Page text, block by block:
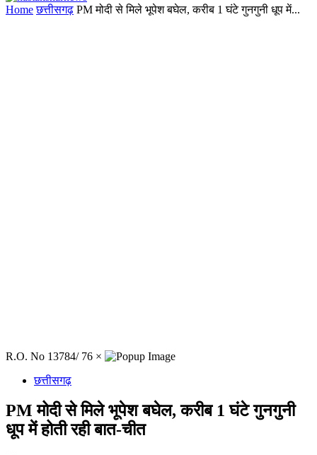
Home छत्तीसगढ़ PM मोदी से मिले भूपेश बघेल, करीब 1 घंटे गुनगुनी धूप में...
R.O. No 13784/ 76 ×
छत्तीसगढ़
PM मोदी से मिले भूपेश बघेल, करीब 1 घंटे गुनगुनी
धूप में होती रही बात-चीत